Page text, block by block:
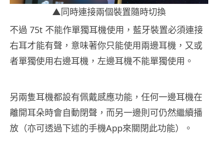
▲同時連接兩個裝置隨時切換
不過 75t 不能作單獨耳機使用，藍牙裝置必須連接
右耳才能有聲，意味著你只能使用兩邊耳機，又或
者單獨使用右邊耳機，左邊耳機不能單獨使用。
另兩隻耳機都設有佩戴感應功能，任何一邊耳機在
離開耳朵時會自動閉聲，而另一邊則可仍然繼續播
放（亦可透過下述的手機App來關閉此功能）。